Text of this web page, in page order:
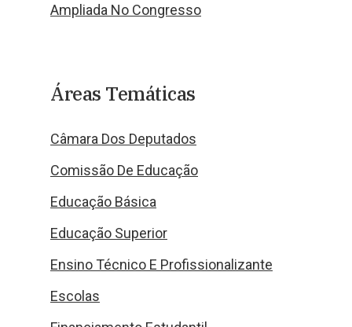
Ampliada No Congresso
Áreas Temáticas
Câmara Dos Deputados
Comissão De Educação
Educação Básica
Educação Superior
Ensino Técnico E Profissionalizante
Escolas